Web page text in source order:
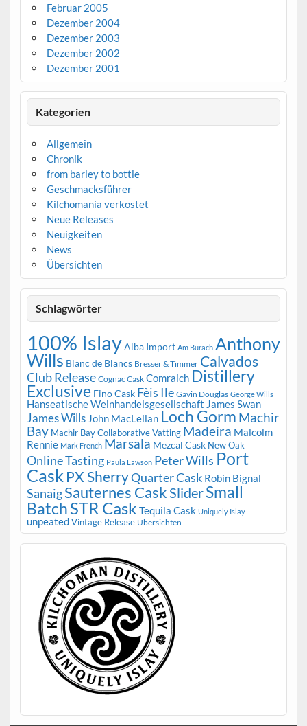
Februar 2005
Dezember 2004
Dezember 2003
Dezember 2002
Dezember 2001
Kategorien
Allgemein
Chronik
from barley to bottle
Geschmacksführer
Kilchomania verkostet
Neue Releases
Neuigkeiten
News
Übersichten
Schlagwörter
100% IslayAlba Import Am Burach Anthony
Wills Blanc de Blancs Bresser & Timmer Calvados
Club Release Cognac Cask Comraich Distillery
Exclusive Fino Cask Fèis Ile Gavin Douglas George Wills
Hanseatische Weinhandelsgesellschaft James Swan
James Wills John MacLellan Loch Gorm Machir
Bay Machir Bay Collaborative Vatting Madeira Malcolm
Rennie Mark French Marsala Mezcal Cask New Oak
Online Tasting Paula Lawson Peter Wills Port
Cask PX SherryQuarter Cask Robin Bignal
SanaigSauternes CaskSliderSmall
BatchSTR Cask Tequila Cask Uniquely Islay
unpeatedVintage Release Übersichten